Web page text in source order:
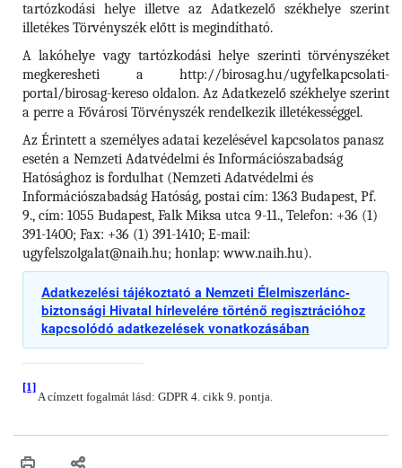
tartózkodási helye illetve az Adatkezelő székhelye szerint
illetékes Törvényszék előtt is megindítható.
A lakóhelye vagy tartózkodási helye szerinti törvényszéket
megkeresheti a http://birosag.hu/ugyfelkapcsolati-
portal/birosag-kereso oldalon. Az Adatkezelő székhelye szerint
a perre a Fővárosi Törvényszék rendelkezik illetékességgel.
Az Érintett a személyes adatai kezelésével kapcsolatos panasz
esetén a Nemzeti Adatvédelmi és Információszabadság
Hatósághoz is fordulhat (Nemzeti Adatvédelmi és
Információszabadság Hatóság, postai cím: 1363 Budapest, Pf.
9., cím: 1055 Budapest, Falk Miksa utca 9-11., Telefon: +36 (1)
391-1400; Fax: +36 (1) 391-1410; E-mail:
ugyfelszolgalat@naih.hu; honlap: www.naih.hu).
Adatkezelési tájékoztató a Nemzeti Élelmiszerlánc-
biztonsági Hivatal hírlevelére történő regisztrációhoz
kapcsolódó adatkezelések vonatkozásában
[1]
A címzett fogalmát lásd: GDPR 4. cikk 9. pontja.